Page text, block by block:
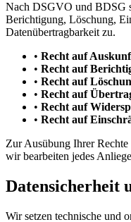
Nach DSGVO und BDSG
Berichtigung, Löschung,
Datenübertragbarkeit zu.
• Recht auf
• Recht auf
• Recht auf
• Recht auf
• Recht auf
• Recht auf
Zur Ausübung Ihrer
wir bearbeiten jedes
Datensicherheit
Wir setzen technische und